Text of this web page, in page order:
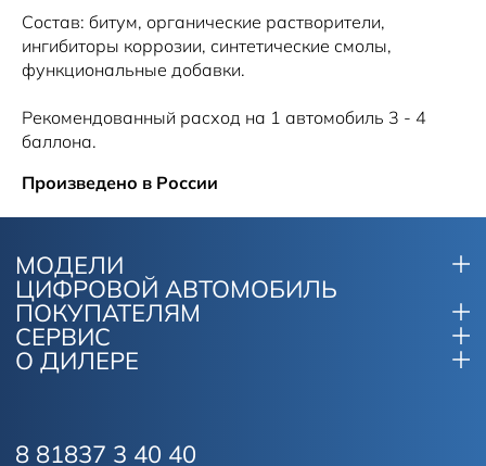
Состав: битум, органические растворители,
ингибиторы коррозии, синтетические смолы,
функциональные добавки.
Рекомендованный расход на 1 автомобиль 3 - 4
баллона.
Произведено в России
МОДЕЛИ
ЦИФРОВОЙ АВТОМОБИЛЬ
ПОКУПАТЕЛЯМ
СЕРВИС
О ДИЛЕРЕ
8 81837 3 40 40